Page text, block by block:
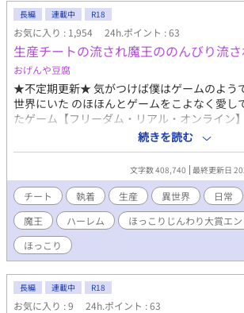
長編 連載中 R18
お気に入り : 1,954 24h.ポイント : 63
生産チートの流され魔王ののんびり流
おげんや豆腐
★不定期更新★ 気がつけば僕はゲームのよう
世界にいた のほほんとゲームをこよなく愛し
たゲーム【フリーダム・リアル・オンライン
か違う世界で一人目を覚まし、のんびりとこ
とした矢先、散歩した先で何故か筋骨粒々と
が立ちはだかる。 「俺の国に来て嫁になれ
暴だけど優しいその人に流されるままシンプ
運命は……ええと、大事にされてるしのんび
あいいか……。 ★★★ 主人公第一のとりあえ
×流され屋な眼鏡男子(天然、鈍感、マイペー
と言う形で行かせて頂きます、 (自然な流れで
す) とても話は長いです
続きを読む
文字数 408,740 最終更新日
チート 執着 生産 異世界 日常
魔王
ハーレム
ほっこりじんわり大賞エ
ほっこり
長編 連載中 R18
お気に入り : 9 24h.ポイント : 63